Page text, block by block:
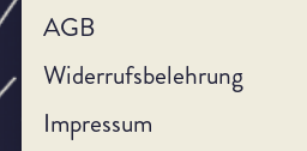
AGB
Widerrufsbelehrung
Impressum